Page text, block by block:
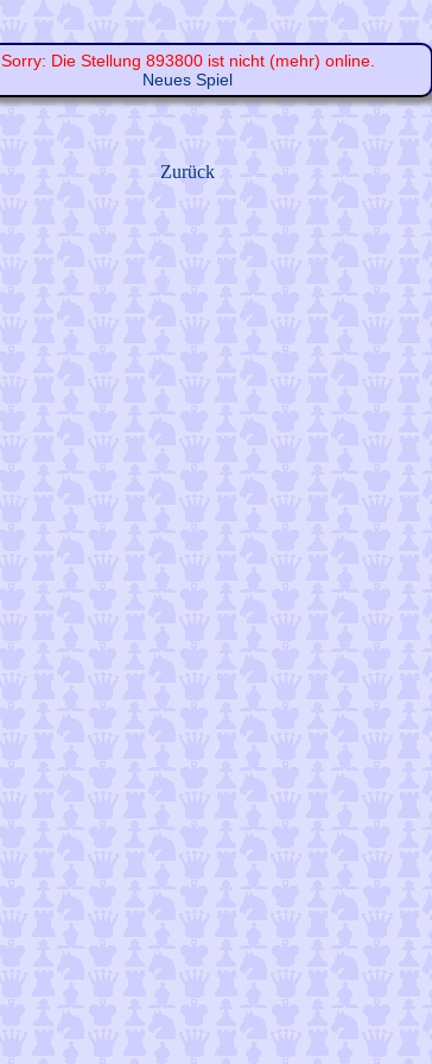
Sorry: Die Stellung 893800 ist nicht (mehr) online.
Neues Spiel
Zurück